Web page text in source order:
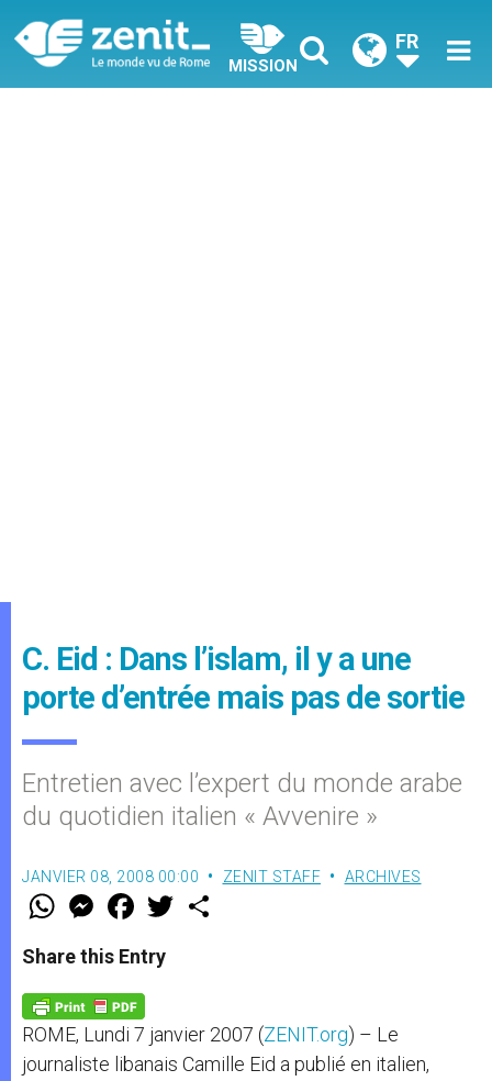
MISSION
FR
C. Eid : Dans l’islam, il y a une
porte d’entrée mais pas de sortie
Entretien avec l’expert du monde arabe
du quotidien italien « Avvenire »
JANVIER 08, 2008 00:00 ZENIT STAFF ARCHIVES
W
t
s
p
p
M
e
s
e
g
e
r
F
a
e
b
o
k
w
Share this Entry
ROME, Lundi 7 janvier 2007 (ZENIT.org) – Le
journaliste libanais Camille Eid a publié en italien,